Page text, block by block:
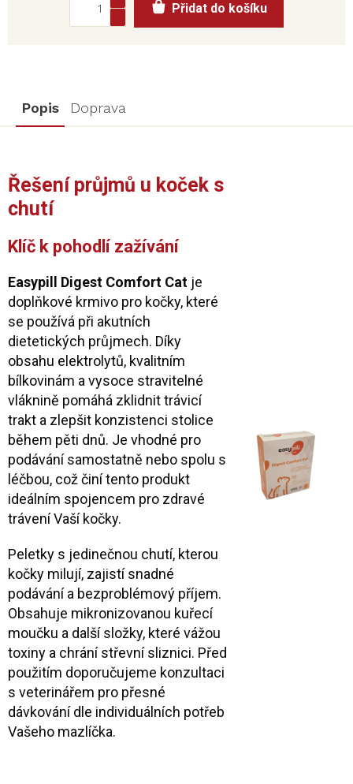
cena:
Přidat do košíku
Popis Doprava
Řešení průjmů u koček s
chutí
Klíč k pohodlí zažívání
Easypill Digest Comfort Cat je
doplňkové krmivo pro kočky, které
se používá při akutních
dietetických průjmech. Díky
obsahu elektrolytů, kvalitním
bílkovinám a vysoce stravitelné
vláknině pomáhá zklidnit trávicí
trakt a zlepšit konzistenci stolice
během pěti dnů. Je vhodné pro
podávání samostatně nebo spolu s
léčbou, což činí tento produkt
ideálním spojencem pro zdravé
trávení Vaší kočky.
Peletky s jedinečnou chutí, kterou
kočky milují, zajistí snadné
podávání a bezproblémový příjem.
Obsahuje mikronizovanou kuřecí
moučku a další složky, které vážou
toxiny a chrání střevní sliznici. Před
použitím doporučujeme konzultaci
s veterinářem pro přesné
dávkování dle individuálních potřeb
Vašeho mazlíčka.